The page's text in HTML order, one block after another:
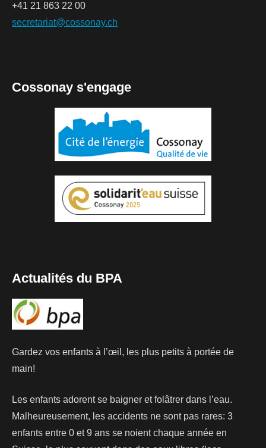
+41 21 863 22 00
secretariat@cossonay.ch
Cossonay s'engage
Actualités du BPA
Gardez vos enfants à l’œil, les plus petits à portée de
main!
Les enfants adorent se baigner et folâtrer dans l’eau.
Malheureusement, les accidents ne sont pas rares: 3
enfants entre 0 et 9 ans se noient chaque année en